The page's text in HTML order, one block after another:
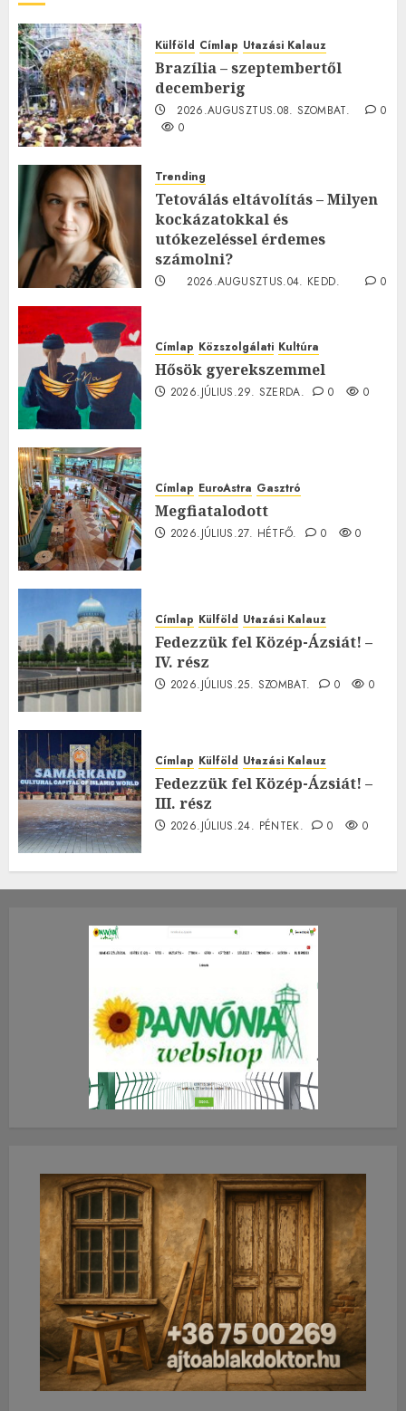
Külföld Címlap Utazási Kalauz
Brazília – szeptembertől
decemberig
2026.AUGUSZTUS.08. SZOMBAT.
0
0
Trending
Tetoválás eltávolítás – Milyen
kockázatokkal és
utókezeléssel érdemes
számolni?
2026.AUGUSZTUS.04. KEDD.
0
Címlap Közszolgálati Kultúra
Hősök gyerekszemmel
2026.JÚLIUS.29. SZERDA. 0 0
Címlap EuroAstra Gasztró
Megfiatalodott
2026.JÚLIUS.27. HÉTFŐ. 0 0
Címlap Külföld Utazási Kalauz
Fedezzük fel Közép-Ázsiát! –
IV. rész
2026.JÚLIUS.25. SZOMBAT. 0 0
Címlap Külföld Utazási Kalauz
Fedezzük fel Közép-Ázsiát! –
III. rész
2026.JÚLIUS.24. PÉNTEK. 0 0